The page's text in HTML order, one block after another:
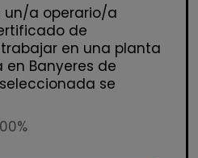
un/a operario/a
de
en una planta
Banyeres de
se